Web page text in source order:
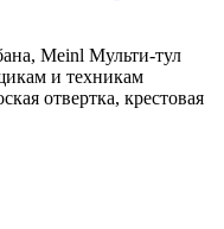
Meinl Мульти-тул
и техникам
отвертка, крестовая